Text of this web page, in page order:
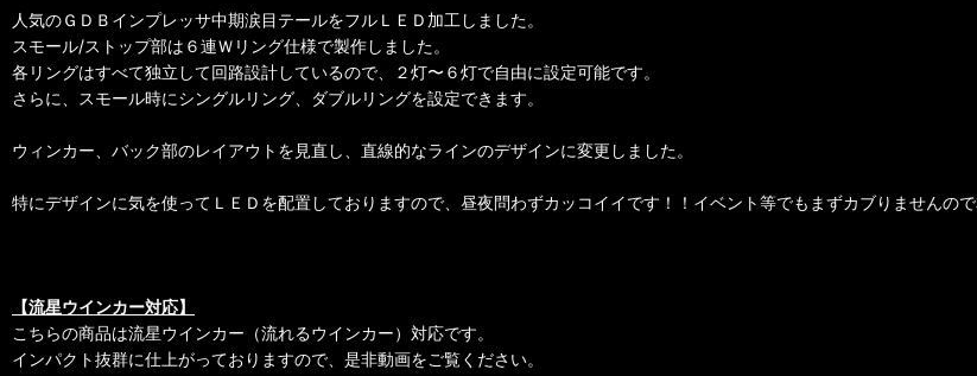
人気のＧＤＢインプレッサ中期涙目テールをフルＬＥＤ加工しました。
スモール/ストップ部は６連Ｗリング仕様で製作しました。
各リングはすべて独立して回路設計しているので、２灯〜６灯で自由に設定可能です。
さらに、スモール時にシングルリング、ダブルリングを設定できます。
ウィンカー、バック部のレイアウトを見直し、直線的なラインのデザインに変更しました。
特にデザインに気を使ってＬＥＤを配置しておりますので、昼夜問わずカッコイイです！！イベント等でもまずカブりませんので
【流星ウインカー対応】
こちらの商品は流星ウインカー（流れるウインカー）対応です。
インパクト抜群に仕上がっておりますので、是非動画をご覧ください。